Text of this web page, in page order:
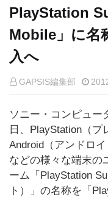
PlayStation
Mobile」に名
入へ
GAPSIS編集部
ソニー・コンピュー
日、PlayStation（
Android（アンドロ
などの様々な端末の
ーム「PlayStation
ト）」の名称を「